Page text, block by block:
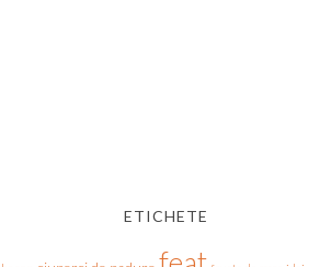
ETICHETE